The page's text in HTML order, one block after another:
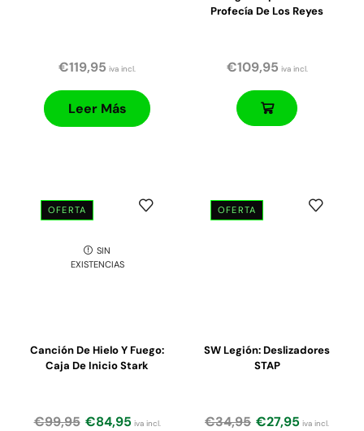
€119,95 iva incl.
Leer Más
Profecía De Los Reyes
€109,95 iva incl.
OFERTA
SIN
EXISTENCIAS
Canción De Hielo Y Fuego:
Caja De Inicio Stark
€99,95 €84,95 iva incl.
OFERTA
SW Legión: Deslizadores
STAP
€34,95 €27,95 iva incl.